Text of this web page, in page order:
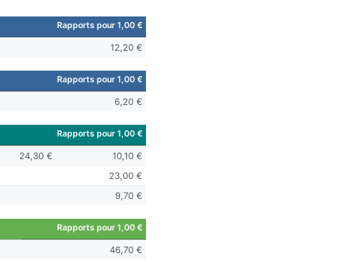
Rapports pour 1,00 €
12,20 €
Rapports pour 1,00 €
6,20 €
Rapports pour 1,00 €
24,30 €
10,10 €
23,00 €
9,70 €
Rapports pour 1,00 €
46,70 €